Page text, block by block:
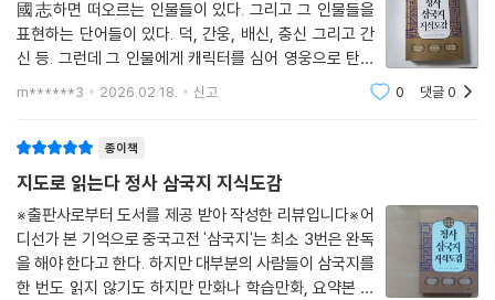
國志하면 떠오르는 인물들이 있다. 그리고 그 인물들을
표현하는 단어들이 있다. 덕, 간웅, 배신, 충신 그리고 간
신 등. 그런데 그 인물에게 캐릭터를 심어 영웅으로 탄생
시켜 준 것은 세월이었고 사람이었다. 그리고 그 세월의
m******3 2026.02.18. 신고 0 댓글0
종이책
지도로 읽는다 정사 삼국지 지식도감
※출판사로부터 도서를 제공 받아 작성한 리뷰입니다※어
디선가 본 기억으로 중국고전 '삼국지'는 최소 3번은 완독
을 해야 한다고 한다. 하지만 대부분의 사람들이 삼국지를
한 번도 읽지 않기도 하지만 만화나 학습만화, 요약본 등